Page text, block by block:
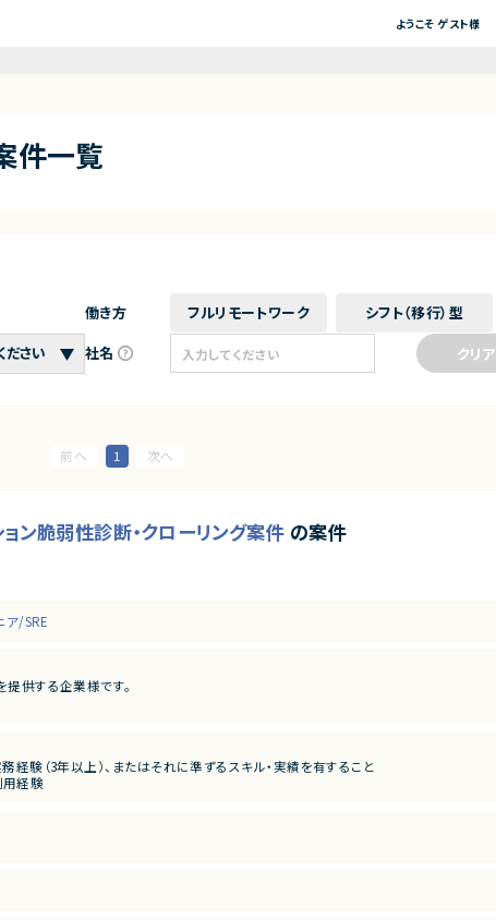
ようこそ ゲスト様
件一覧
働き方 フルリモートワーク シフト（移行） 型
社名
クリア
1
ン脆弱性診断・クローリング案件 の案件
ア/SRE
提供する企業様です。
業務全般
説明対応
与可能性あり
経験（3年以上）、またはそれに準ずるスキル・実績を有すること
用経験
・制御回避）
カスタム検証
るコミュニケーション能力